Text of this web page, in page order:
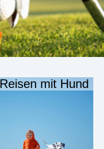
Reisen mit Hund